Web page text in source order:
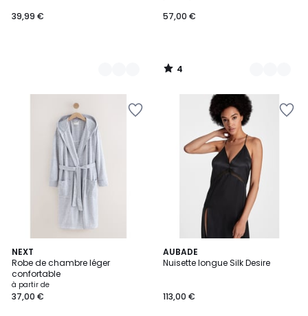
39,99 €
57,00 €
4
/
NEXT
Robe de chambre léger
confortable
à partir de
37,00 €
2
Couleurs
AUBADE
Nuisette longue Silk Desire
113,00 €